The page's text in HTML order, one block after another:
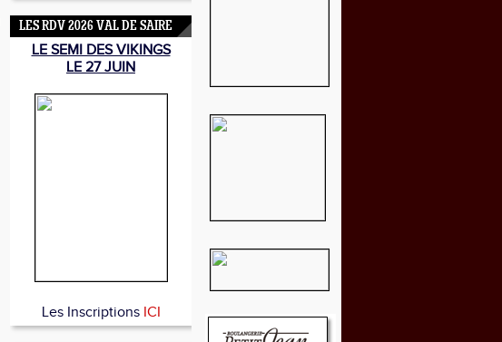
LES RDV 2026 VAL DE SAIRE
LE SEMI DES VIKINGS
LE 27 JUIN
Les Inscriptions ICI